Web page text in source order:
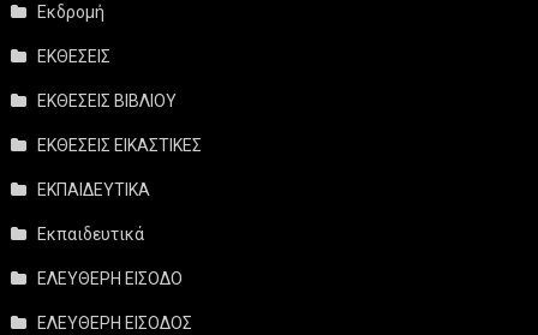
Εκδρομή
ΕΚΘΕΣΕΙΣ
ΕΚΘΕΣΕΙΣ ΒΙΒΛΙΟΥ
ΕΚΘΕΣΕΙΣ ΕΙΚΑΣΤΙΚΕΣ
ΕΚΠΑΙΔΕΥΤΙΚΑ
Εκπαιδευτικά
ΕΛΕΥΘΕΡΗ ΕΙΣΟΔΟ
ΕΛΕΥΘΕΡΗ ΕΙΣΟΔΟΣ